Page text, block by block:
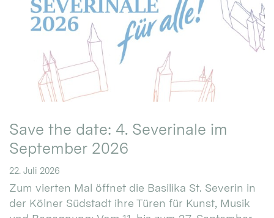
Save the date: 4. Severinale im
September 2026
22. Juli 2026
Zum vierten Mal öffnet die Basilika St. Severin in
der Kölner Südstadt ihre Türen für Kunst, Musik